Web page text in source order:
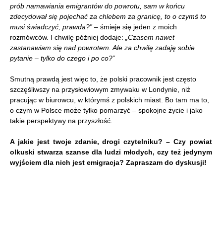
prób namawiania emigrantów do powrotu, sam w końcu
zdecydował się pojechać za chlebem za granicę, to o czymś to
musi świadczyć, prawda?” – śmieje się jeden z moich
rozmówców. I chwilę później dodaje:
„Czasem nawet
zastanawiam się nad powrotem. Ale za chwilę zadaję sobie
pytanie – tylko do czego i po co?”
Smutną prawdą jest więc to, że polski pracownik jest często
szczęśliwszy na przysłowiowym zmywaku w Londynie, niż
pracując w biurowcu, w którymś z polskich miast. Bo tam ma to,
o czym w Polsce może tylko pomarzyć – spokojne życie i jako
takie perspektywy na przyszłość.
A jakie jest twoje zdanie, drogi czytelniku? – Czy powiat
olkuski stwarza szanse dla ludzi młodych, czy też jedynym
wyjściem dla nich jest emigracja? Zapraszam do dyskusji!